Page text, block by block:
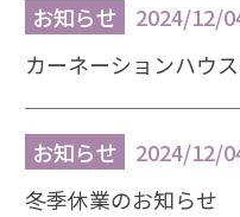
お知らせ
2024/12/
カーネーションハウ
お知らせ
2024/12/
冬季休業のお知らせ